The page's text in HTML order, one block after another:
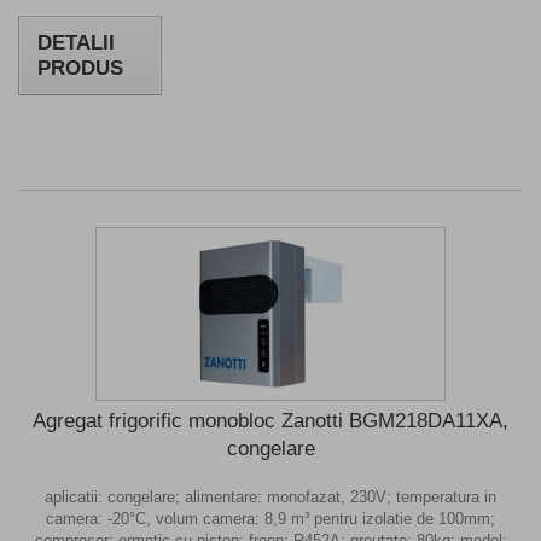
DETALII
PRODUS
Agregat frigorific monobloc Zanotti BGM218DA11XA,
congelare
aplicatii: congelare; alimentare: monofazat, 230V; temperatura in
camera: -20°C, volum camera: 8,9 m³ pentru izolatie de 100mm;